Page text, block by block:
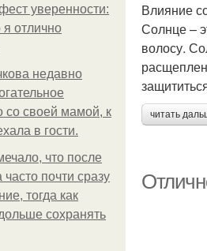
уверенности:
я отлично
недавно
со своей мамой, к
в гости.
что после
почти сразу
тогда как
сохранять
Влияние
Солнце –
волосу.
читать